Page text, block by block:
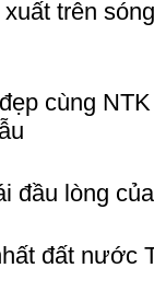
trên
cùng
đầu lòng
đất nước